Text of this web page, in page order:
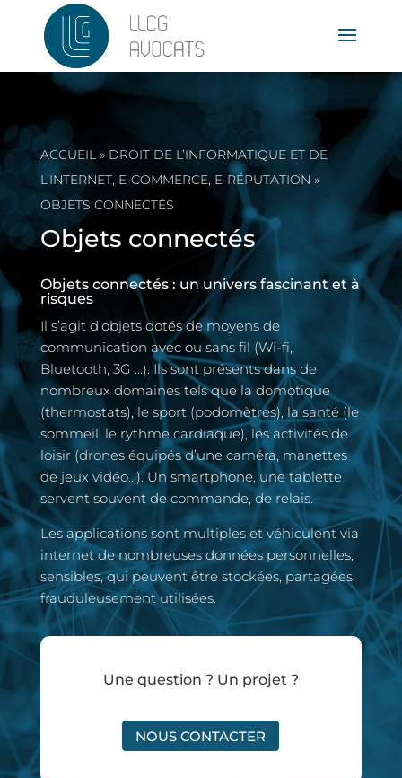
ACCUEIL» DROIT DE L’INFORMATIQUE ET DE
L’INTERNET, E-COMMERCE, E-RÉPUTATION »
OBJETS CONNECTÉS
Objets connectés
Objets connectés : un univers fascinant et à
risques
Il s’agit d’objets dotés de moyens de
communication avec ou sans fil (Wi-fi,
Bluetooth, 3G …). Ils sont présents dans de
nombreux domaines tels que la domotique
(thermostats), le sport (podomètres), la santé (le
sommeil, le rythme cardiaque), les activités de
loisir (drones équipés d’une caméra, manettes
de jeux vidéo…). Un smartphone, une tablette
servent souvent de commande, de relais.
Les applications sont multiples et véhiculent via
internet de nombreuses données personnelles,
sensibles, qui peuvent être stockées, partagées,
frauduleusement utilisées.
Une question ? Un projet ?
NOUS CONTACTER